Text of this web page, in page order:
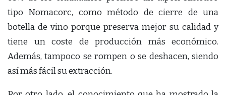
tipo Nomacorc, como método de cierre de una
botella de vino porque preserva mejor su calidad y
tiene un coste de producción más económico.
Además, tampoco se rompen o se deshacen, siendo
así más fácil su extracción.